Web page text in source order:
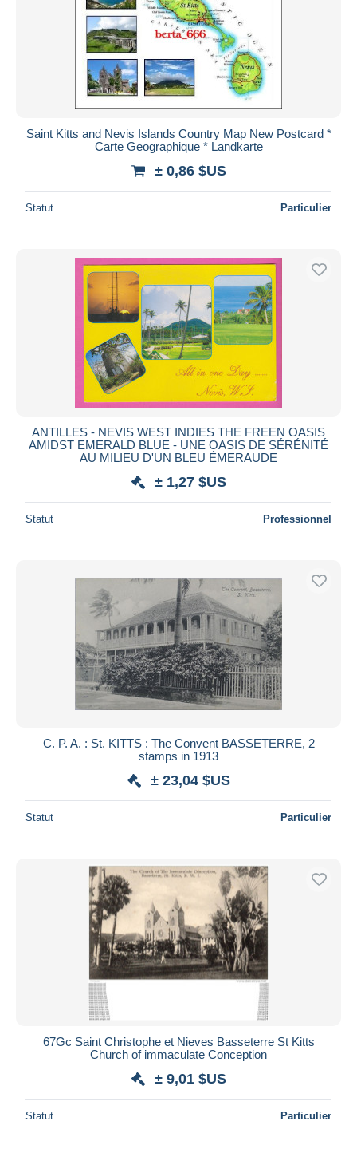
Saint Kitts and Nevis Islands Country Map New Postcard *
Carte Geographique * Landkarte
± 0,86 $US
Statut Particulier
ANTILLES - NEVIS WEST INDIES THE FREEN OASIS
AMIDST EMERALD BLUE - UNE OASIS DE SÉRÉNITÉ
AU MILIEU D'UN BLEU ÉMERAUDE
± 1,27 $US
Statut Professionnel
C. P. A. : St. KITTS : The Convent BASSETERRE, 2
stamps in 1913
± 23,04 $US
Statut Particulier
67Gc Saint Christophe et Nieves Basseterre St Kitts
Church of immaculate Conception
± 9,01 $US
Statut Particulier